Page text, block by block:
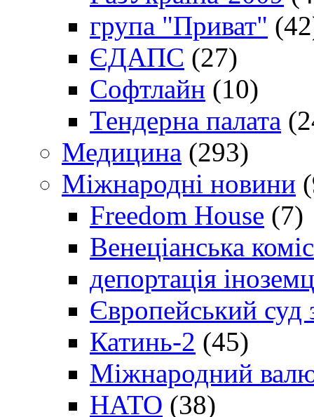
група "Приват"
ЄДАПС (27)
Софтлайн (10)
Тендерна палата
Медицина (293)
Міжнародні новини
Freedom House (7)
Венеціанська
депортація
Європейський
Катинь-2 (45)
Міжнародний
НАТО (38)